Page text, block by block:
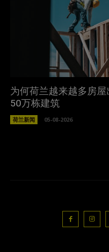
为何荷兰越来越多房
50万栋建筑
荷兰新闻 05-08-2026